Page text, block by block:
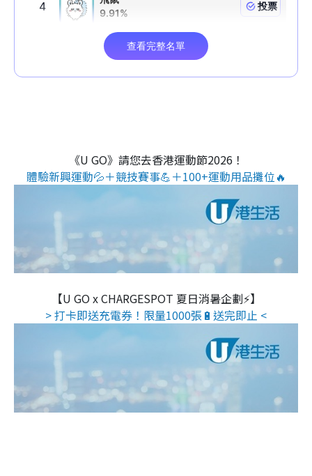
《U GO》請您去香港運動節2026！
體驗新興運動💦＋競技賽事💪＋100+運動用品攤位🔥
【U GO x CHARGESPOT 夏日消暑企劃⚡】
> 打卡即送充電券！限量1000張🔋送完即止 <